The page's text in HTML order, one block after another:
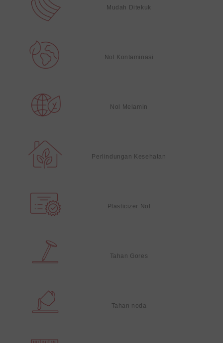
Mudah Ditekuk
Nol Kontaminasi
Nol Melamin
Perlindungan Kesehatan
Plasticizer Nol
Tahan Gores
Tahan noda